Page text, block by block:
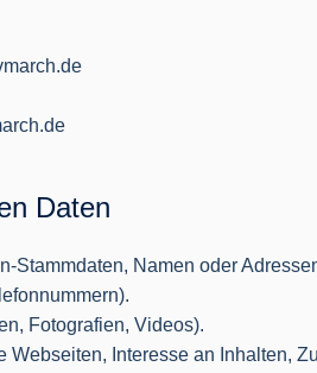
Daten
Stammdaten, Namen oder
Fotografien, Videos).
Webseiten, Interesse an Inhalten,